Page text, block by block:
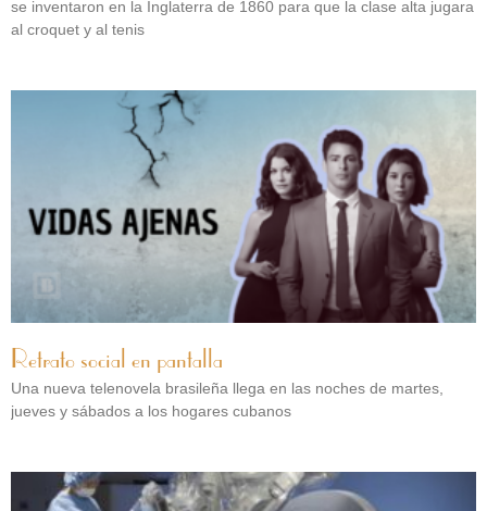
se inventaron en la Inglaterra de 1860 para que la clase alta jugara
al croquet y al tenis
Retrato social en pantalla
Una nueva telenovela brasileña llega en las noches de martes,
jueves y sábados a los hogares cubanos